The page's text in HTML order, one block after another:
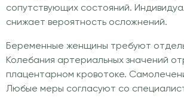
сопутствующих состояний.
снижает вероятность осложнений.
Беременные женщины требуют
Колебания артериальных значений
плацентарном кровотоке.
Любые меры согласуют со